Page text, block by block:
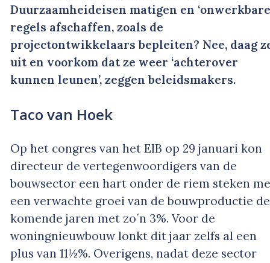
Duurzaamheideisen matigen en
regels afschaffen, zoals de
projectontwikkelaars bepleiten? Nee, daag
uit en voorkom dat ze weer ‘achterover
kunnen leunen’, zeggen beleidsmakers.
Taco van Hoek
Op het congres van het EIB op 29 januari kon
directeur de vertegenwoordigers van de
bouwsector een hart onder de riem steken
een verwachte groei van de bouwproductie de
komende jaren met zo´n 3%. Voor de
woningnieuwbouw lonkt dit jaar zelfs al een
plus van 11½%. Overigens, nadat deze sector